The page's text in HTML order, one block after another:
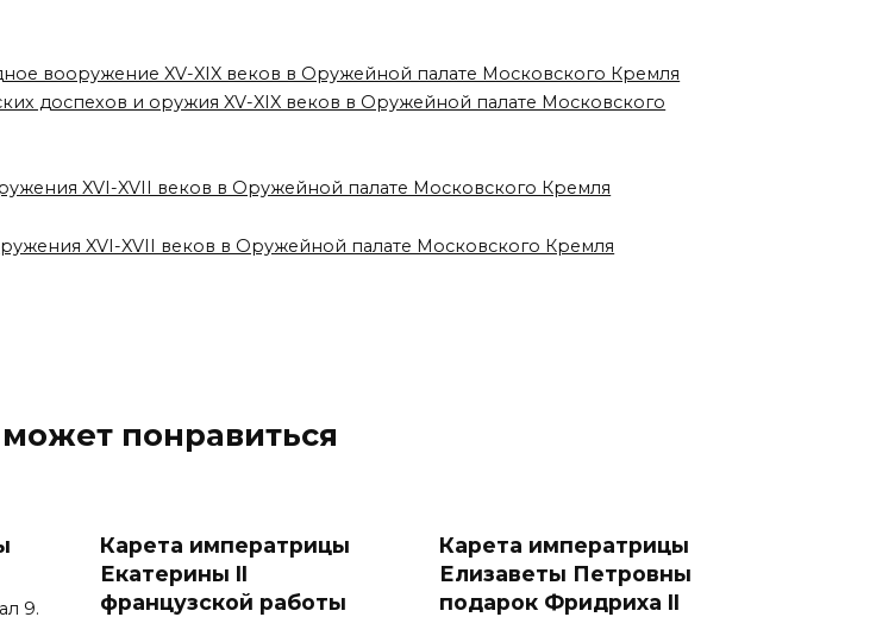
вооружение XV-XIX веков в Оружейной палате Московского Кремля
доспехов и оружия XV-XIX веков в Оружейной палате Московского
XVI-XVII веков в Оружейной палате Московского Кремля
XVI-XVII веков в Оружейной палате Московского Кремля
понравиться
9.
Карета императрицы
Екатерины II
французской работы
Карета императрицы
Елизаветы Петровны
подарок Фридриха II